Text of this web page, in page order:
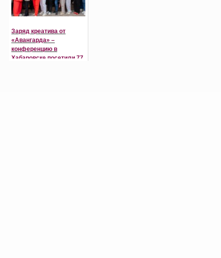
Заряд креатива от
«Авангарда» –
конференцию в
Хабаровске посетили 77